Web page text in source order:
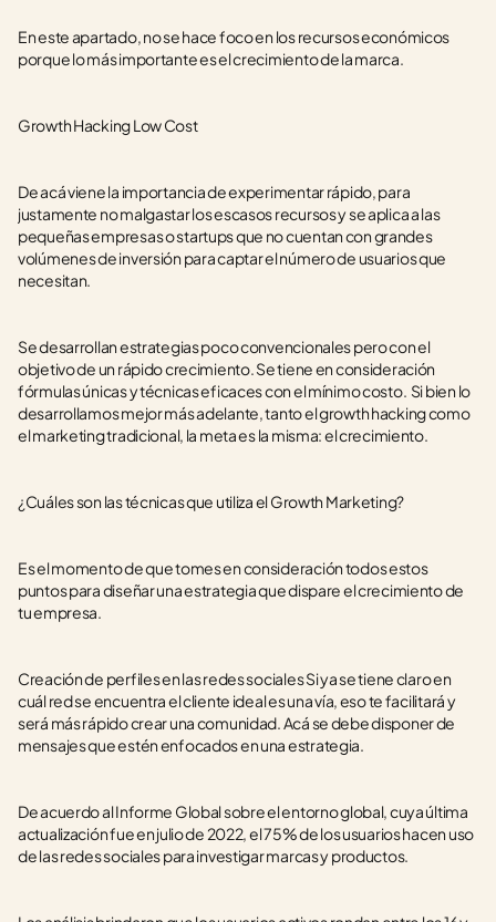
En este apartado, no se hace foco en los recursos económicos
porque lo más importante es el crecimiento de la marca.
Growth Hacking Low Cost
De acá viene la importancia de experimentar rápido, para
justamente no malgastar los escasos recursos y se aplica a las
pequeñas empresas o startups que no cuentan con grandes
volúmenes de inversión para captar el número de usuarios que
necesitan.
Se desarrollan estrategias poco convencionales pero con el
objetivo de un rápido crecimiento. Se tiene en consideración
fórmulas únicas y técnicas eficaces con el mínimo costo.  Si bien lo
desarrollamos mejor más adelante, tanto el growth hacking como
el marketing tradicional, la meta es la misma: el crecimiento.
¿Cuáles son las técnicas que utiliza el Growth Marketing?
Es el momento de que tomes en consideración todos estos
puntos para diseñar una estrategia que dispare el crecimiento de
tu empresa.
Creación de perfiles en las redes sociales Si ya se tiene claro en
cuál red se encuentra el cliente ideal es una vía, eso te facilitará y
será más rápido crear una comunidad. Acá se debe disponer de
mensajes que estén enfocados en una estrategia.
De acuerdo al Informe Global sobre el entorno global, cuya última
actualización fue en julio de 2022, el 75% de los usuarios hacen uso
de las redes sociales para investigar marcas y productos.